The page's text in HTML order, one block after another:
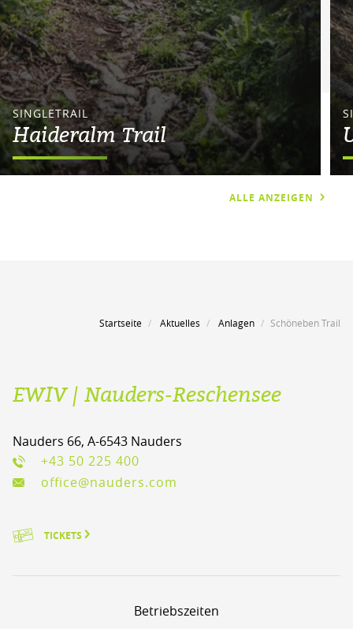
SINGLETRAIL
Haideralm Trail
ALLE ANZEIGEN
Startseite Aktuelles Anlagen Schöneben Trail
EWIV | Nauders-Reschensee
Nauders 66, A-6543 Nauders
+43 50 225 400
office@nauders.com
TICKETS
Betriebszeiten